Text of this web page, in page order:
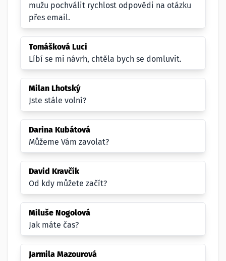
mužu pochválit rychlost odpovědi na otázku
přes email.
Tomášková Luci
Líbí se mi návrh, chtěla bych se domluvit.
Milan Lhotský
Jste stále volní?
Darina Kubátová
Můžeme Vám zavolat?
David Kravčík
Od kdy můžete začít?
Miluše Nogolová
Jak máte čas?
Jarmila Mazourová